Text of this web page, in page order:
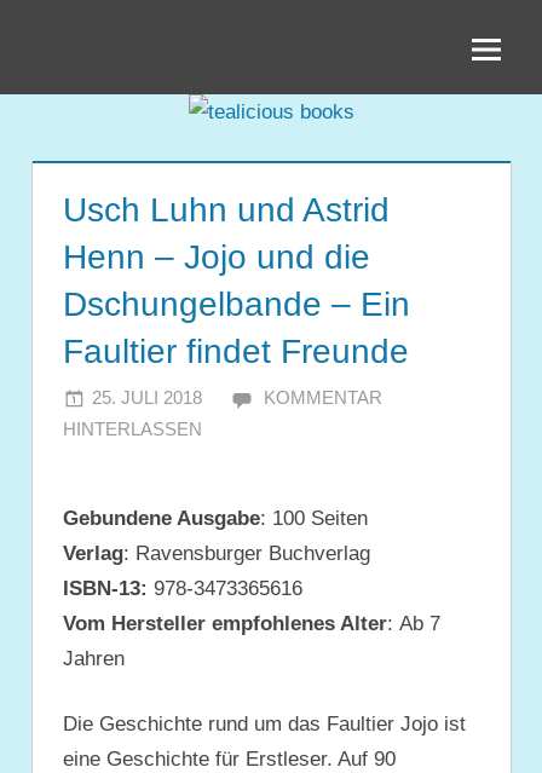
books
Usch Luhn und Astrid
Henn – Jojo und die
Dschungelbande – Ein
Faultier findet Freunde
25. JULI 2018 JULIA
KOMMENTAR
HINTERLASSEN
Gebundene Ausgabe: 100 Seiten
Verlag: Ravensburger Buchverlag
ISBN-13: 978-3473365616
Vom Hersteller empfohlenes Alter: Ab 7
Jahren
Die Geschichte rund um das Faultier Jojo ist
eine Geschichte für Erstleser. Auf 90